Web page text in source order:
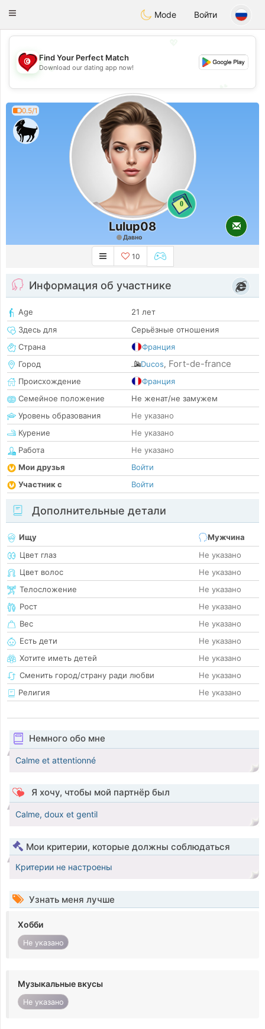
Tunisia Dating
Toggle
Mode Войти
💖
💕
Find Your Perfect Match
Download our dating app now!
0.5/1
0
Lulup08
Давно
10
Информация об участнике
Age
21 лет
Здесь для
Серьёзные отношения
Страна
Франция
Город
Ducos, Fort-de-france
Происхождение
Франция
Семейное положение
Не женат/не замужем
Уровень образования
Не указано
Курение
Не указано
Работа
Не указано
Мои друзья
Войти
Участник с
Войти
Дополнительные детали
Ищу
Мужчина
Цвет глаз
Не указано
Цвет волос
Не указано
Телосложение
Не указано
Рост
Не указано
Вес
Не указано
Есть дети
Не указано
Хотите иметь детей
Не указано
Сменить город/страну ради любви
Не указано
Религия
Не указано
Немного обо мне
Calme et attentionné
Я хочу, чтобы мой партнёр был
Calme, doux et gentil
Мои критерии, которые должны соблюдаться
Критерии не настроены
Узнать меня лучше
Хобби
Не указано
Музыкальные вкусы
Не указано